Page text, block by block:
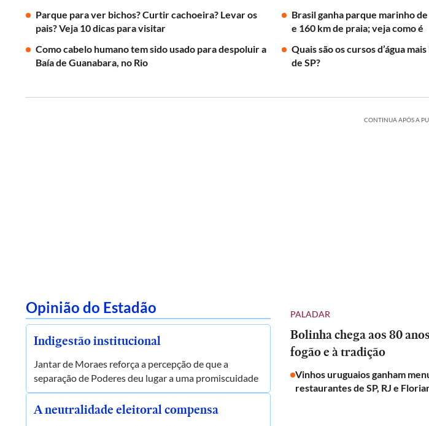
Parque para ver bichos? Curtir cachoeira? Levar os
pais? Veja 10 dicas para visitar
Brasil ganha parque marinho
e 160 km de praia; veja como é
Como cabelo humano tem sido usado para despoluir a
Baía de Guanabara, no Rio
Quais são os cursos d’água
de SP?
CONTINUA APÓS A
Opinião do Estadão
Indigestão institucional
Jantar de Moraes reforça a percepção de que a
separação de Poderes deu lugar a uma promiscuidade
A neutralidade eleitoral compensa
PALADAR
Bolinha chega aos 80
fogão e à tradição
Vinhos uruguaios ganham
restaurantes de SP, RJ e